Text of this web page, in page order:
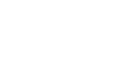
M VERDE